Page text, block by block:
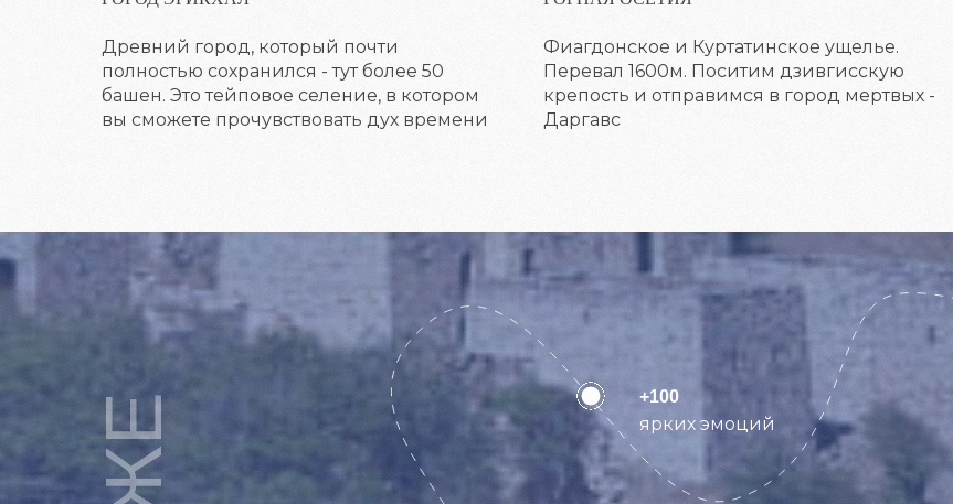
Древний город, который почти
полностью сохранился - тут более 50
башен. Это тейповое селение, в котором
вы сможете прочувствовать дух времени
Фиагдонское и Куртатинское ущелье.
Перевал 1600м. Поситим дзивгисскую
крепость и отправимся в город мертвых -
Даргавс
+100
ярких эмоций